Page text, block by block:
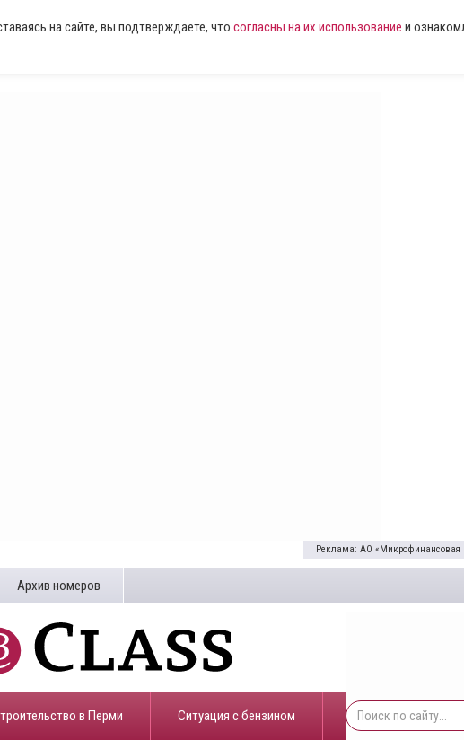
на сайте, вы подтверждаете, что согласны на их использование и
Реклама: АО «Микрофинансовая
Архив номеров
в Перми ​Ситуация с бензином